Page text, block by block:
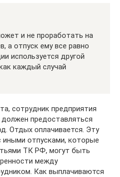
и не проработать на
а отпуск ему все равно
используется другой
каждый случай
сотрудник предприятия
предоставляться
Отдых оплачивается. Эту
иными отпусками, которые
ТК РФ, могут быть
между
Как выплачиваются